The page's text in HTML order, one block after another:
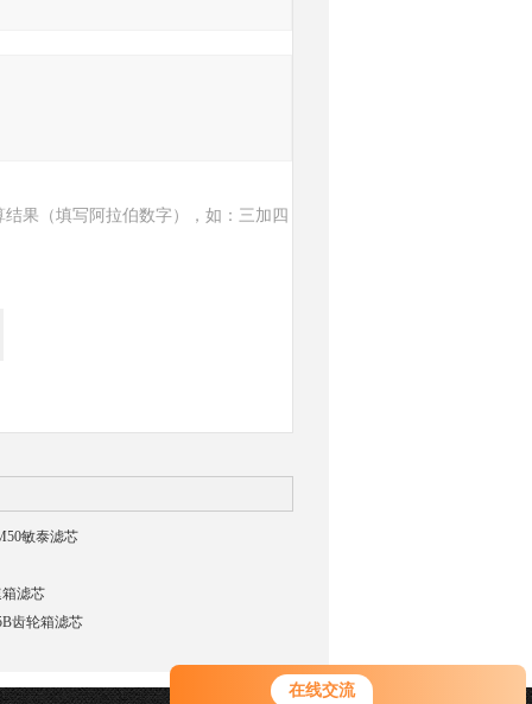
在线交流
结果（填写阿拉伯数字），如：三加四
敏泰滤芯
箱滤芯
齿轮箱滤芯